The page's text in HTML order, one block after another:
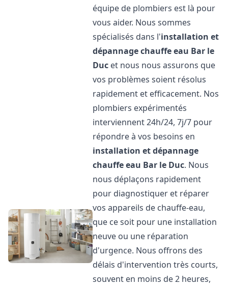
équipe de plombiers est là pour
vous aider. Nous sommes
spécialisés dans l'installation et
dépannage chauffe eau Bar le
Duc et nous nous assurons que
vos problèmes soient résolus
rapidement et efficacement. Nos
plombiers expérimentés
interviennent 24h/24, 7j/7 pour
répondre à vos besoins en
installation et dépannage
chauffe eau Bar le Duc. Nous
nous déplaçons rapidement
pour diagnostiquer et réparer
vos appareils de chauffe-eau,
que ce soit pour une installation
neuve ou une réparation
d'urgence. Nous offrons des
délais d'intervention très courts,
souvent en moins de 2 heures,